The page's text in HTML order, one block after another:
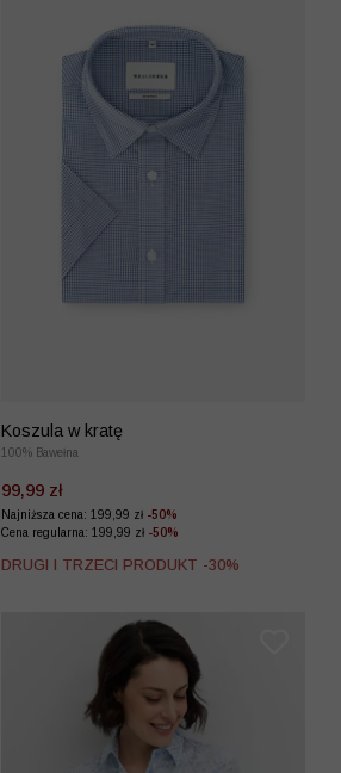
Koszula w kratę
100% Bawełna
99,99 zł
Najniższa cena: 199,99 zł -50%
Cena regularna: 199,99 zł -50%
DRUGI I TRZECI PRODUKT -30%